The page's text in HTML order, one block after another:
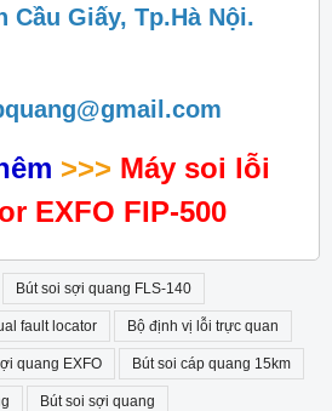
Cầu Giấy, Tp.Hà Nội.
>>> Máy soi lỗi
EXFO FIP-500
Bút soi sợi quang FLS-140
fault locator Bộ định vị lỗi trực quan
quang EXFO Bút soi cáp quang 15km
Bút soi sợi quang